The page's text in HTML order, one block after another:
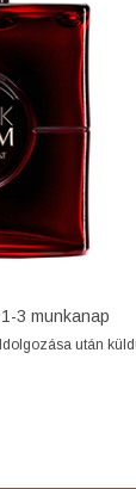
1-3 munkanap
után